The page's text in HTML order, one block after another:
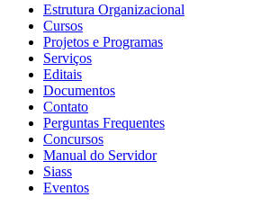
Estrutura Organizacional
Cursos
Projetos e Programas
Serviços
Editais
Documentos
Contato
Perguntas Frequentes
Concursos
Manual do Servidor
Siass
Eventos